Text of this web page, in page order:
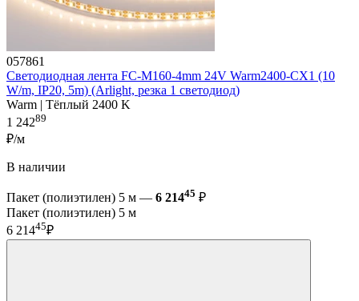
057861
Светодиодная лента FC-M160-4mm 24V Warm2400-CX1 (10
W/m, IP20, 5m) (Arlight, резка 1 светодиод)
Warm | Тёплый 2400 K
1 24289
₽/м
В наличии
Пакет (полиэтилен) 5 м — 6 21445 ₽
Пакет (полиэтилен) 5 м
6 21445₽